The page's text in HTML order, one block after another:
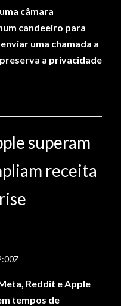
câmara
candeeiro para
uma chamada a
a privacidade
superam
receita
Reddit e Apple
tempos de